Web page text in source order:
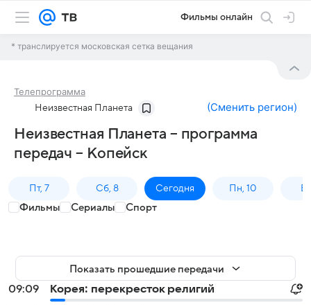
Фильмы онлайн
* транслируется московская сетка вещания
Телепрограмма
Неизвестная Планета (Сменить регион)
Неизвестная Планета – программа
передач – Копейск
Пт, 7 Сб, 8 Сегодня Пн, 10
Фильмы Сериалы Спорт
Показать прошедшие передачи
09:09
Корея: перекресток религий